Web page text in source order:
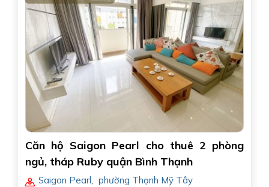
Căn hộ Saigon Pearl cho thuê 2 phòng
ngủ, tháp Ruby quận Bình Thạnh
Saigon Pearl, phường Thạnh Mỹ Tây